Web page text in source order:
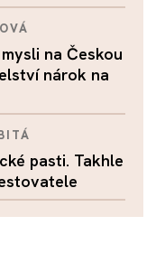
na Českou
nárok na
pasti. Takhle